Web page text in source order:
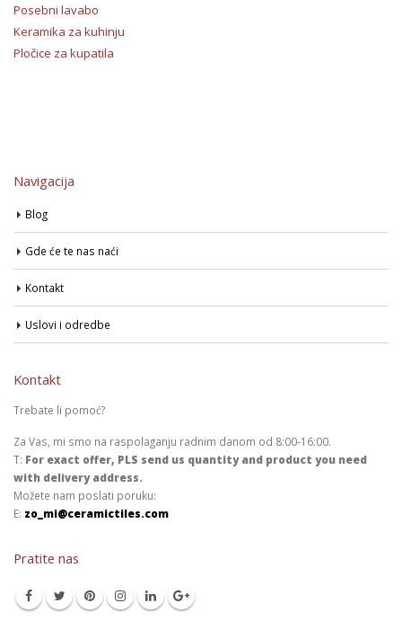
Posebni lavabo
Keramika za kuhinju
Pločice za kupatila
Navigacija
Blog
Gde će te nas naći
Kontakt
Uslovi i odredbe
Kontakt
Trebate li pomoć?
Za Vas, mi smo na raspolaganju radnim danom od 8:00-16:00.
T: For exact offer, PLS send us quantity and product you need
with delivery address.
Možete nam poslati poruku:
E: zo_mi@ceramictiles.com
Pratite nas